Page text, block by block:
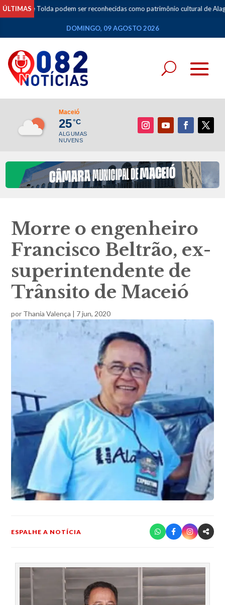
ÚLTIMAS
Tolda podem ser reconhecidas como patrimônio cultural de Alagoas •
DOMINGO, 09 AGOSTO 2026
Maceió
25°C
ALGUMAS
NUVENS
Morre o engenheiro
Francisco Beltrão, ex-
superintendente de
Trânsito de Maceió
por Thania Valença | 7 jun, 2020
ESPALHE A NOTÍCIA